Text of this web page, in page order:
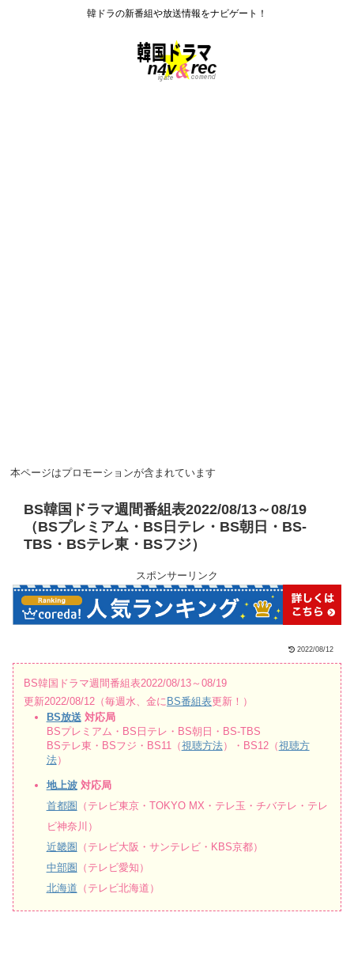
韓ドラの新番組や放送情報をナビゲート！
本ページはプロモーションが含まれています
BS韓国ドラマ週間番組表2022/08/13～08/19
（BSプレミアム・BS日テレ・BS朝日・BS-
TBS・BSテレ東・BSフジ）
スポンサーリンク
2022/08/12
BS韓国ドラマ週間番組表2022/08/13～08/19
更新2022/08/12（毎週水、金に BS番組表更新！）
BS放送 対応局
BSプレミアム・BS日テレ・BS朝日・BS-TBS
BSテレ東・BSフジ・BS11（視聴方法）・BS12（視聴方
法）
地上波対応局
首都圏 （テレビ東京・TOKYO MX・テレ玉・チバテレ・テレ
ビ神奈川）
近畿圏 （テレビ大阪・サンテレビ・KBS京都）
中部圏 （テレビ愛知）
北海道 （テレビ北海道）